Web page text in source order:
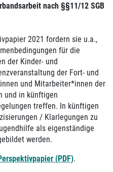
nach §§11/12 SGB
2021 fordern sie u.a.,
für die
der Kinder- und
der Fort- und
und Mitarbeiter*innen der
und in künftigen
treffen. In künftigen
/ Klarlegungen zu
als eigenständige
werden.
(PDF).